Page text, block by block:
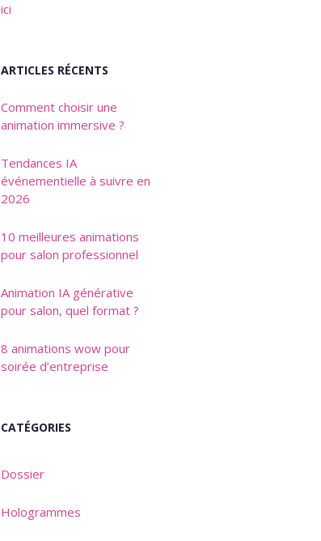
ici
ARTICLES RÉCENTS
Comment choisir une
animation immersive ?
Tendances IA
événementielle à suivre en
2026
10 meilleures animations
pour salon professionnel
Animation IA générative
pour salon, quel format ?
8 animations wow pour
soirée d’entreprise
CATÉGORIES
Dossier
Hologrammes